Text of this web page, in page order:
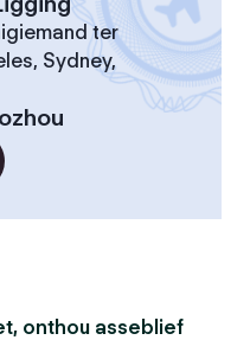
ter
Sydney,
onthou asseblief